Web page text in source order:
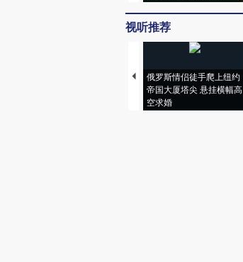
视听推荐
俄罗斯情侣徒手爬上纽约
帝国大厦塔尖 悬挂横幅高
空求婚